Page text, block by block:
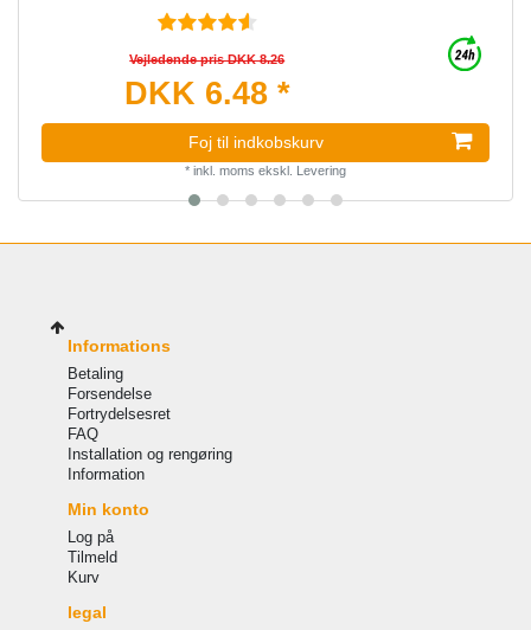
Vejledende pris DKK 8.26
DKK 6.48 *
Foj til indkobskurv
* inkl. moms ekskl. Levering
Informations
Betaling
Forsendelse
Fortrydelsesret
FAQ
Installation og rengøring
Information
Min konto
Log på
Tilmeld
Kurv
legal